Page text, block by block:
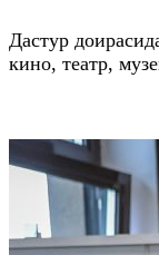
Дастур
кино, театр,